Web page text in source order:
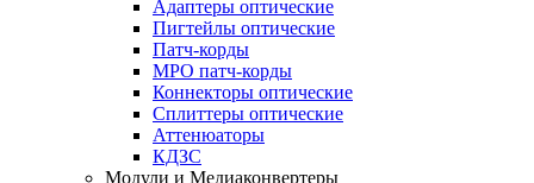
Адаптеры оптические
Пигтейлы оптические
Патч-корды
MPO патч-корды
Коннекторы оптические
Сплиттеры оптические
Аттенюаторы
КДЗС
Модули и Медиаконвертеры